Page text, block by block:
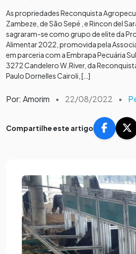
As propriedades Reconquista
Zambeze, de São Sepé , e Rincon del
sagraram-se como grupo de elite da
Alimentar 2022, promovida pela
em parceria com a Embrapa Pecuária
3272 Candelero W.River, da
Paulo Dornelles Cairoli, […]
Por: Amorim • 22/08/2022 •
Compartilhe este artigo